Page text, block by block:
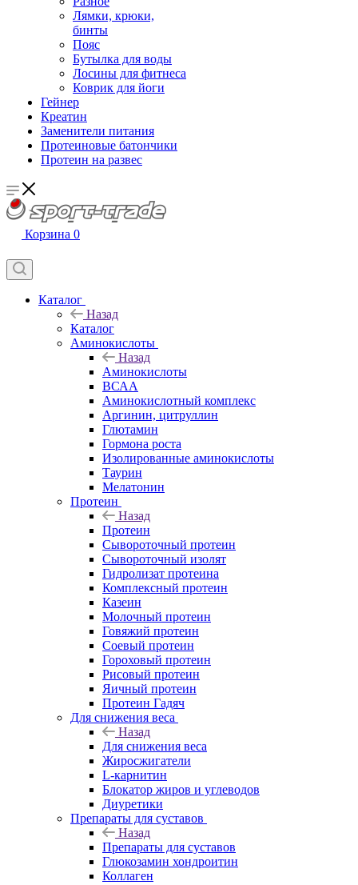
Лямки, крюки,
бинты
Пояс
Бутылка для воды
Лосины для фитнеса
Коврик для йоги
Гейнер
Креатин
Заменители питания
Протеиновые батончики
Протеин на развес
Корзина 0
Каталог
Назад
Каталог
Аминокислоты
Назад
Аминокислоты
ВСАА
Аминокислотный комплекс
Аргинин, цитруллин
Глютамин
Гормона роста
Изолированные аминокислоты
Таурин
Мелатонин
Протеин
Назад
Протеин
Сывороточный протеин
Сывороточный изолят
Гидролизат протеина
Комплексный протеин
Казеин
Молочный протеин
Говяжий протеин
Соевый протеин
Гороховый протеин
Рисовый протеин
Яичный протеин
Протеин Гадяч
Для снижения веса
Назад
Для снижения веса
Жиросжигатели
L-карнитин
Блокатор жиров и углеводов
Диуретики
Препараты для суставов
Назад
Препараты для суставов
Глюкозамин хондроитин
Коллаген